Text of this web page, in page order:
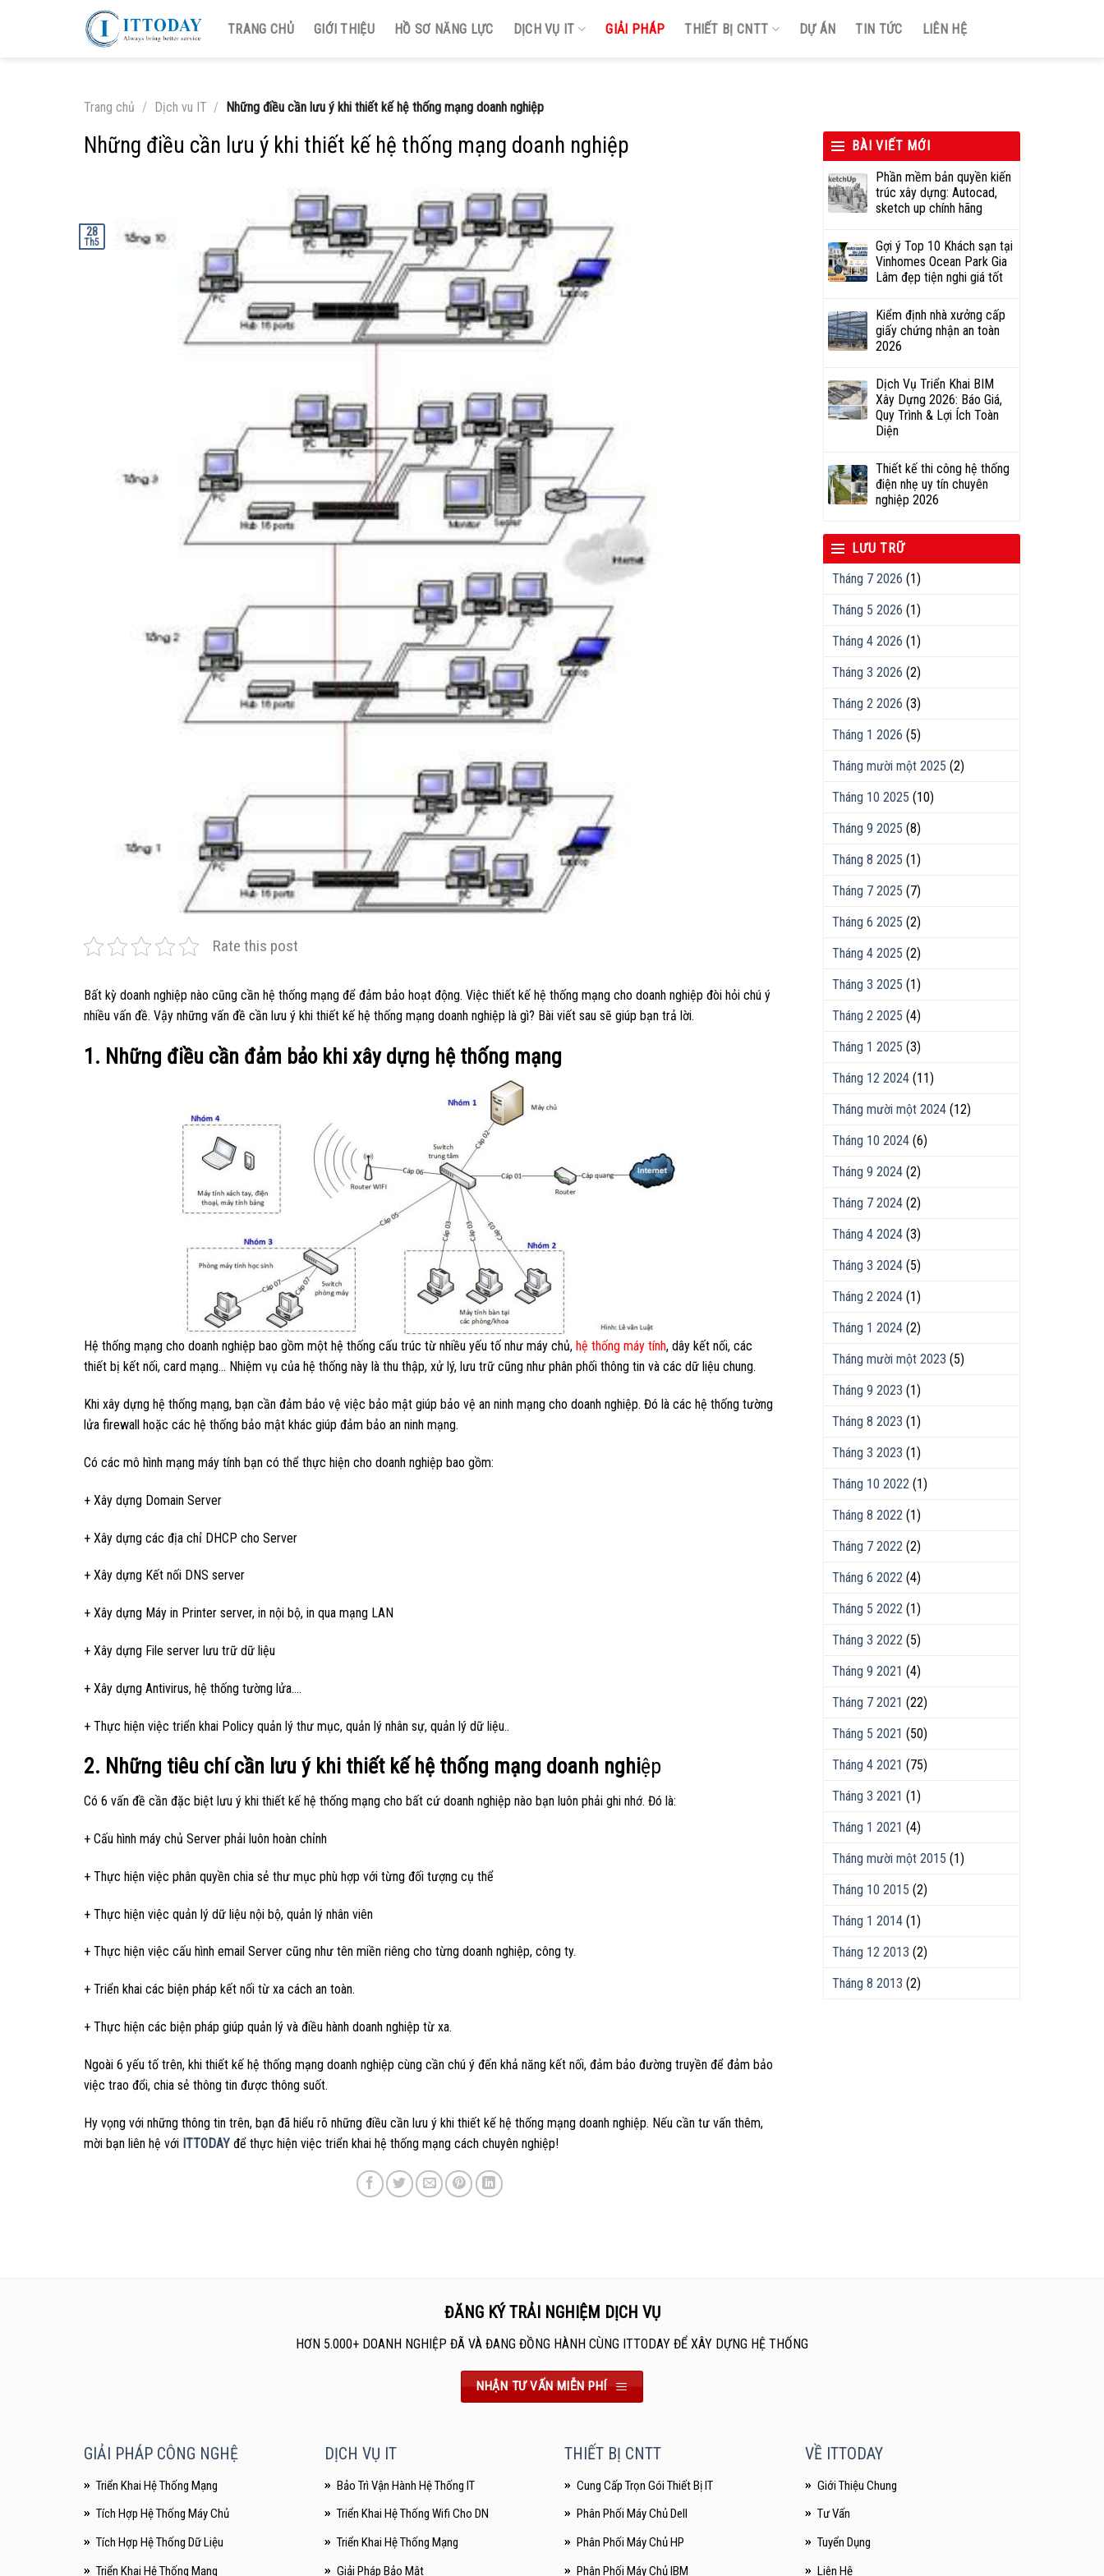
TRANG CHỦ GIỚI THIỆU HỒ SƠ NĂNG LỰC DỊCH VỤ IT GIẢI PHÁP THIẾT BỊ CNTT DỰ ÁN TIN TỨC LIÊN HỆ
Trang chủ / Dịch vu IT / Những điều cần lưu ý khi thiết kế hệ thống mạng doanh nghiệp
Những điều cần lưu ý khi thiết kế hệ thống mạng doanh nghiệp
28
Th5
Rate this post
Bất kỳ doanh nghiệp nào cũng cần hệ thống mạng để đảm bảo hoạt động. Việc thiết kế hệ thống mạng cho doanh nghiệp đòi hỏi chú ý
nhiều vấn đề. Vậy những vấn đề cần lưu ý khi thiết kế hệ thống mạng doanh nghiệp là gì? Bài viết sau sẽ giúp bạn trả lời.
1. Những điều cần đảm bảo khi xây dựng hệ thống mạng
Hệ thống mạng cho doanh nghiệp bao gồm một hệ thống cấu trúc từ nhiều yếu tố như máy chủ, hệ thống máy tính, dây kết nối, các
thiết bị kết nối, card mạng… Nhiệm vụ của hệ thống này là thu thập, xử lý, lưu trữ cũng như phân phối thông tin và các dữ liệu chung.
Khi xây dựng hệ thống mạng, bạn cần đảm bảo vệ việc bảo mật giúp bảo vệ an ninh mạng cho doanh nghiệp. Đó là các hệ thống tường
lửa firewall hoặc các hệ thống bảo mật khác giúp đảm bảo an ninh mạng.
Có các mô hình mạng máy tính bạn có thể thực hiện cho doanh nghiệp bao gồm:
+ Xây dựng Domain Server
+ Xây dựng các địa chỉ DHCP cho Server
+ Xây dựng Kết nối DNS server
+ Xây dựng Máy in Printer server, in nội bộ, in qua mạng LAN
+ Xây dựng File server lưu trữ dữ liệu
+ Xây dựng Antivirus, hệ thống tường lửa….
+ Thực hiện việc triển khai Policy quản lý thư mục, quản lý nhân sự, quản lý dữ liệu..
2. Những tiêu chí cần lưu ý khi thiết kế hệ thống mạng doanh nghiệp
Có 6 vấn đề cần đặc biệt lưu ý khi thiết kế hệ thống mạng cho bất cứ doanh nghiệp nào bạn luôn phải ghi nhớ. Đó là:
+ Cấu hình máy chủ Server phải luôn hoàn chỉnh
+ Thực hiện việc phân quyền chia sẻ thư mục phù hợp với từng đối tượng cụ thể
+ Thực hiện việc quản lý dữ liệu nội bộ, quản lý nhân viên
+ Thực hiện việc cấu hình email Server cũng như tên miền riêng cho từng doanh nghiệp, công ty.
+ Triển khai các biện pháp kết nối từ xa cách an toàn.
+ Thực hiện các biện pháp giúp quản lý và điều hành doanh nghiệp từ xa.
Ngoài 6 yếu tố trên, khi thiết kế hệ thống mạng doanh nghiệp cùng cần chú ý đến khả năng kết nối, đảm bảo đường truyền để đảm bảo
việc trao đổi, chia sẻ thông tin được thông suốt.
Hy vọng với những thông tin trên, bạn đã hiểu rõ những điều cần lưu ý khi thiết kế hệ thống mạng doanh nghiệp. Nếu cần tư vấn thêm,
mời bạn liên hệ với ITTODAY để thực hiện việc triển khai hệ thống mạng cách chuyên nghiệp!
BÀI VIẾT MỚI
Phần mềm bản quyền kiến
trúc xây dựng: Autocad,
sketch up chính hãng
Gợi ý Top 10 Khách sạn tại
Vinhomes Ocean Park Gia
Lâm đẹp tiện nghi giá tốt
Kiểm định nhà xưởng cấp
giấy chứng nhận an toàn
2026
Dịch Vụ Triển Khai BIM
Xây Dựng 2026: Báo Giá,
Quy Trình & Lợi Ích Toàn
Diện
Thiết kế thi công hệ thống
điện nhẹ uy tín chuyên
nghiệp 2026
LƯU TRỮ
Tháng 7 2026 (1)
Tháng 5 2026 (1)
Tháng 4 2026 (1)
Tháng 3 2026 (2)
Tháng 2 2026 (3)
Tháng 1 2026 (5)
Tháng mười một 2025 (2)
Tháng 10 2025 (10)
Tháng 9 2025 (8)
Tháng 8 2025 (1)
Tháng 7 2025 (7)
Tháng 6 2025 (2)
Tháng 4 2025 (2)
Tháng 3 2025 (1)
Tháng 2 2025 (4)
Tháng 1 2025 (3)
Tháng 12 2024 (11)
Tháng mười một 2024 (12)
Tháng 10 2024 (6)
Tháng 9 2024 (2)
Tháng 7 2024 (2)
Tháng 4 2024 (3)
Tháng 3 2024 (5)
Tháng 2 2024 (1)
Tháng 1 2024 (2)
Tháng mười một 2023 (5)
Tháng 9 2023 (1)
Tháng 8 2023 (1)
Tháng 3 2023 (1)
Tháng 10 2022 (1)
Tháng 8 2022 (1)
Tháng 7 2022 (2)
Tháng 6 2022 (4)
Tháng 5 2022 (1)
Tháng 3 2022 (5)
Tháng 9 2021 (4)
Tháng 7 2021 (22)
Tháng 5 2021 (50)
Tháng 4 2021 (75)
Tháng 3 2021 (1)
Tháng 1 2021 (4)
Tháng mười một 2015 (1)
Tháng 10 2015 (2)
Tháng 1 2014 (1)
Tháng 12 2013 (2)
Tháng 8 2013 (2)
ĐĂNG KÝ TRẢI NGHIỆM DỊCH VỤ
HƠN 5.000+ DOANH NGHIỆP ĐÃ VÀ ĐANG ĐỒNG HÀNH CÙNG ITTODAY ĐỂ XÂY DỰNG HỆ THỐNG
NHẬN TƯ VẤN MIỄN PHÍ
GIẢI PHÁP CÔNG NGHỆ
Triển Khai Hệ Thống Mạng
Tích Hợp Hệ Thống Máy Chủ
Tích Hợp Hệ Thống Dữ Liệu
Triển Khai Hệ Thống Mạng
DỊCH VỤ IT
Bảo Trì Vận Hành Hệ Thống IT
Triển Khai Hệ Thống Wifi Cho DN
Triển Khai Hệ Thống Mạng
Giải Pháp Bảo Mật
THIẾT BỊ CNTT
Cung Cấp Trọn Gói Thiết Bị IT
Phân Phối Máy Chủ Dell
Phân Phối Máy Chủ HP
Phân Phối Máy Chủ IBM
VỀ ITTODAY
Giới Thiệu Chung
Tư Vấn
Tuyển Dụng
Liên Hệ